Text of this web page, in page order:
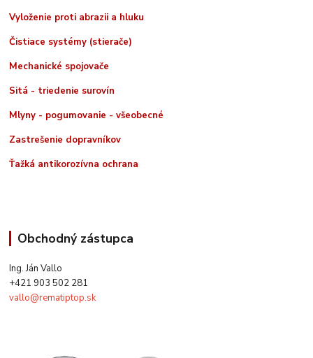
Vyloženie proti abrazii a hluku
Čistiace systémy (stierače)
Mechanické spojovače
Sitá - triedenie surovín
Mlyny - pogumovanie - všeobecné
Zastrešenie dopravníkov
Ťažká antikorozívna ochrana
Obchodný zástupca
Ing. Ján Vallo
+421 903 502 281
vallo@rematiptop.sk